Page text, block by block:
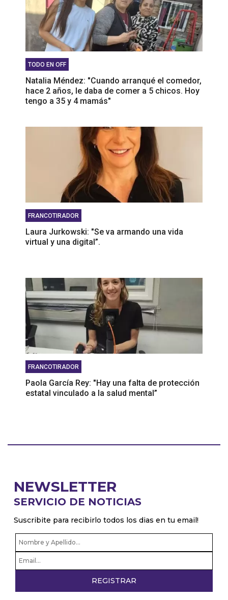
TODO EN OFF
Natalia Méndez: "Cuando arranqué el comedor,
hace 2 años, le daba de comer a 5 chicos. Hoy
tengo a 35 y 4 mamás"
FRANCOTIRADOR
Laura Jurkowski: "Se va armando una vida
virtual y una digital”.
FRANCOTIRADOR
Paola García Rey: "Hay una falta de protección
estatal vinculado a la salud mental”
NEWSLETTER
SERVICIO DE NOTICIAS
Suscribite para recibirlo todos los dias en tu email!